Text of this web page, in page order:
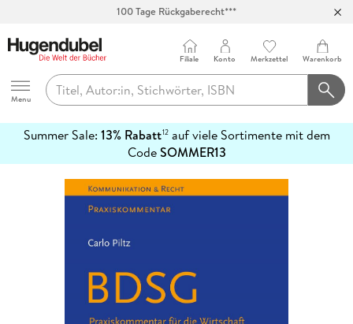
100 Tage Rückgaberecht***
Hugendubel
Menu
Filiale Konto Merkzettel Warenkorb
Summer Sale: 13% Rabatt12auf viele Sortimente mit dem
CodeSOMMER13
erfahren